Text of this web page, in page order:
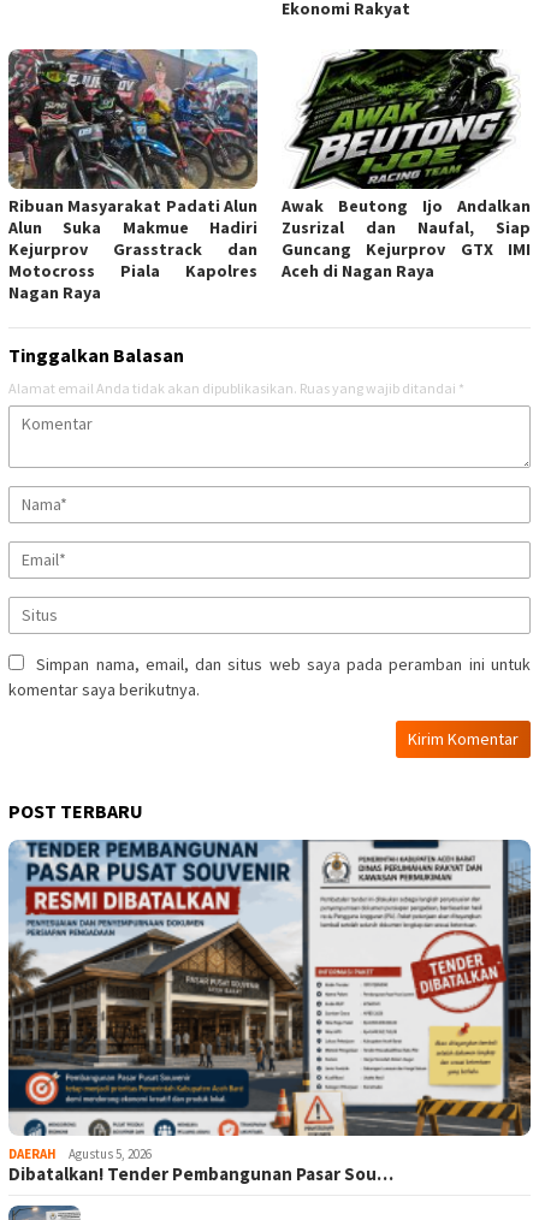
Ekonomi Rakyat
Ribuan Masyarakat Padati Alun
Alun Suka Makmue Hadiri
Kejurprov Grasstrack dan
Motocross Piala Kapolres
Nagan Raya
Awak Beutong Ijo Andalkan
Zusrizal dan Naufal, Siap
Guncang Kejurprov GTX IMI
Aceh di Nagan Raya
Tinggalkan Balasan
Alamat email Anda tidak akan dipublikasikan. Ruas yang wajib ditandai *
Simpan nama, email, dan situs web saya pada peramban ini untuk
komentar saya berikutnya.
POST TERBARU
DAERAH Agustus 5, 2026
Dibatalkan! Tender Pembangunan Pasar Sou…